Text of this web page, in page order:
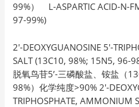
99%） L-ASPARTIC ACID-N-
97-99%)
2′-DEOXYGUANOSINE 5′-
SALT (13C10, 98%; 15N5, 96-
脱氧鸟苷5’-三磷酸盐、铵盐（
98%）化学纯度>90% 2′-
TRIPHOSPHATE, AMMONIUM